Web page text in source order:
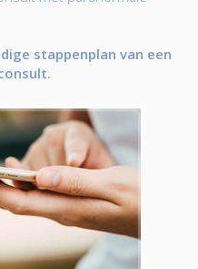
stappenplan van een